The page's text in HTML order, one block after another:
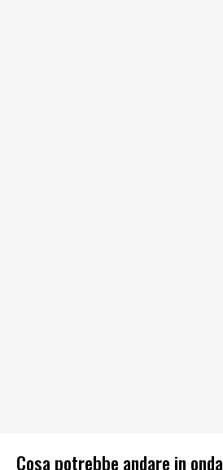
Cosa potrebbe andare in onda